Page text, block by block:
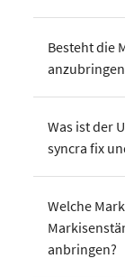
Besteht die
Was ist der
syncra fix
Welche
anbringen?